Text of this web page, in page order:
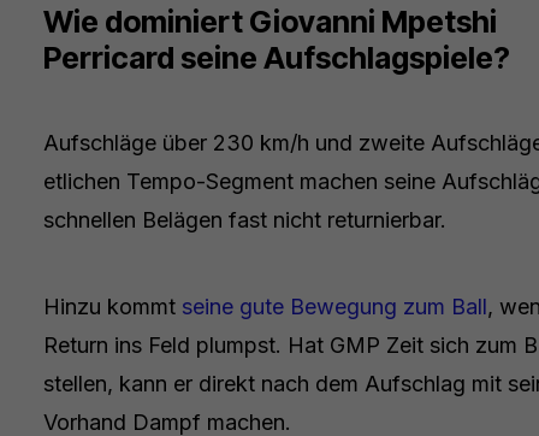
Wie dominiert Giovanni Mpetshi
Perricard seine Aufschlagspiele?
Aufschläge über 230 km/h und zweite
etlichen Tempo-Segment machen seine
schnellen Belägen fast nicht returnierbar.
Hinzu kommt seine gute Bewegung zum Ball,
Return ins Feld plumpst. Hat GMP Zeit sich zum
stellen, kann er direkt nach dem Aufschlag mit
Vorhand Dampf machen.